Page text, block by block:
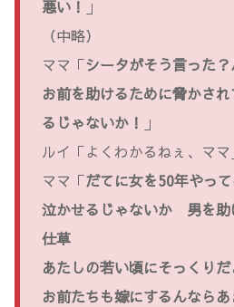
悪い！ 」
（中略）
ママ「シータがそう言った？
お前を助けるために脅かさ
るじゃないか！ 」
ルイ「よくわかるねぇ、ママ
ママ「だてに女を50年やっ
泣かせるじゃないか 男を助
仕草
あたしの若い頃にそっくりだ
お前たちも嫁にするんならあ